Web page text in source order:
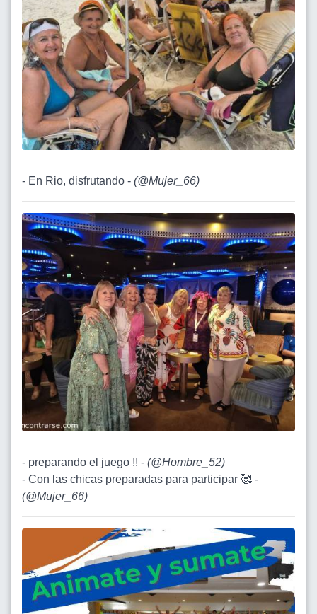
- En Rio, disfrutando - (@Mujer_66)
- preparando el juego !! - (@Hombre_52)
- Con las chicas preparadas para participar 🥰 -
(@Mujer_66)